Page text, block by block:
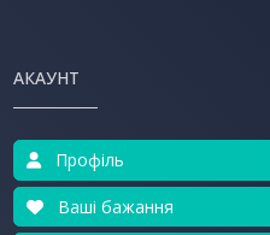
АКАУНТ
Профіль
Ваші бажання